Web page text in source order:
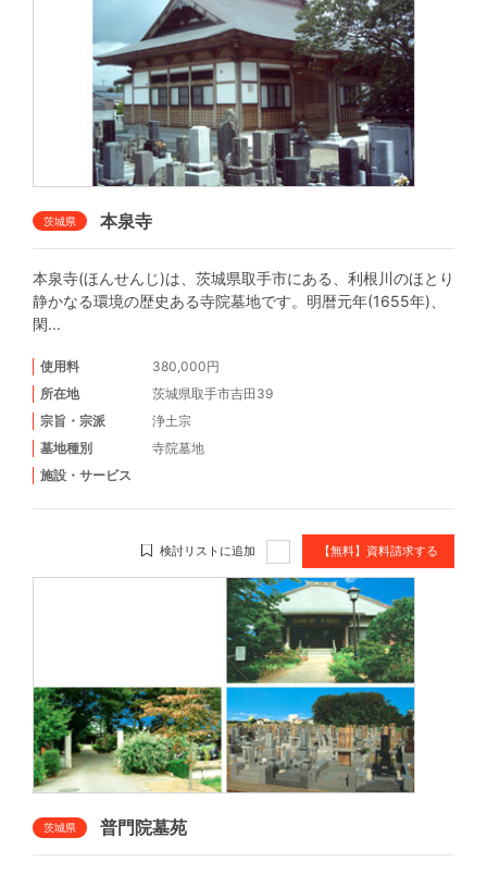
茨城県 本泉寺
本泉寺(ほんせんじ)は、茨城県取手市にある、利根川のほとり
静かなる環境の歴史ある寺院墓地です。明暦元年(1655年)、
閑...
使用料
380,000円
所在地
茨城県取手市吉田39
宗旨・宗派
浄土宗
墓地種別
寺院墓地
施設・サービス
検討リストに追加 【無料】資料請求する
茨城県 普門院墓苑